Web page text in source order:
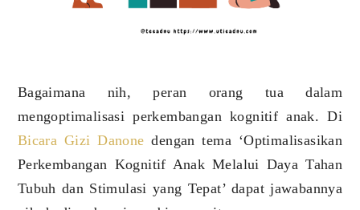
Bagaimana nih, peran orang tua dalam
mengoptimalisasi perkembangan kognitif anak. Di
Bicara Gizi Danone dengan tema ‘Optimalisasikan
Perkembangan Kognitif Anak Melalui Daya Tahan
Tubuh dan Stimulasi yang Tepat’ dapat jawabannya